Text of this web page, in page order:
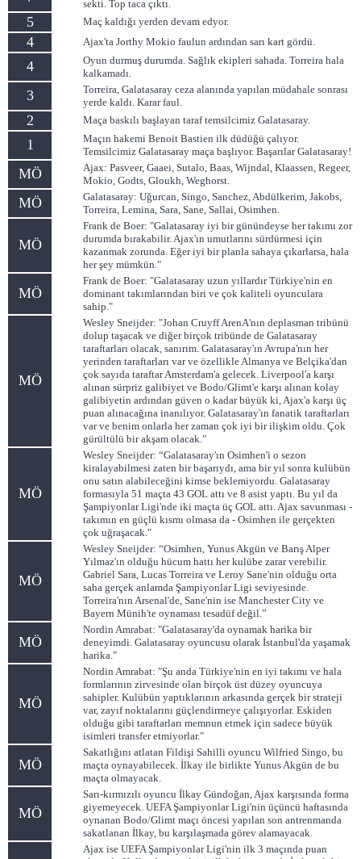
sekti. Top taca çıktı.
5 Maç kaldığı yerden devam edyor.
4 Ajax'ta Jorthy Mokio faulun ardından sarı kart gördü.
4
Oyun durmuş durumda. Sağlık ekipleri sahada. Torreira hala
kalkamadı.
3
Torreira, Galatasaray ceza alanında yapılan müdahale sonrası
yerde kaldı. Karar faul.
2 Maça baskılı başlayan taraf temsilcimiz Galatasaray.
1
Maçın hakemi Benoit Bastien ilk düdüğü çalıyor.
Temsilcimiz Galatasaray maça başlıyor. Başarılar Galatasaray!
MÖ
Ajax: Pasveer, Gaaei, Sutalo, Baas, Wijndal, Klaassen, Regeer,
Mokio, Godts, Gloukh, Weghorst.
MÖ
Galatasaray: Uğurcan, Singo, Sanchez, Abdülkerim, Jakobs,
Torreira, Lemina, Sara, Sane, Sallai, Osimhen.
MÖ
Frank de Boer: "Galatasaray iyi bir günündeyse her takımı zor
durumda bırakabilir. Ajax'ın umutlarını sürdürmesi için
kazanmak zorunda. Eğer iyi bir planla sahaya çıkarlarsa, hala
her şey mümkün."
MÖ
Frank de Boer: "Galatasaray uzun yıllardır Türkiye'nin en
dominant takımlarından biri ve çok kaliteli oyunculara
sahip."
MÖ
Wesley Sneijder: "Johan Cruyff ArenA'nın deplasman tribünü
dolup taşacak ve diğer birçok tribünde de Galatasaray
taraftarları olacak, sanırım. Galatasaray'ın Avrupa'nın her
yerinden taraftarları var ve özellikle Almanya ve Belçika'dan
çok sayıda taraftar Amsterdam'a gelecek. Liverpool'a karşı
alınan sürpriz galibiyet ve Bodo/Glimt'e karşı alınan kolay
galibiyetin ardından güven o kadar büyük ki, Ajax'a karşı üç
puan alınacağına inanılıyor. Galatasaray'ın fanatik taraftarları
var ve benim onlarla her zaman çok iyi bir ilişkim oldu. Çok
gürültülü bir akşam olacak."
MÖ
Wesley Sneijder: “Galatasaray'ın Osimhen'i o sezon
kiralayabilmesi zaten bir başarıydı, ama bir yıl sonra kulübün
onu satın alabileceğini kimse beklemiyordu. Galatasaray
formasıyla 51 maçta 43 GOL attı ve 8 asist yaptı. Bu yıl da
Şampiyonlar Ligi'nde iki maçta üç GOL attı. Ajax savunması -
takımın en güçlü kısmı olmasa da - Osimhen ile gerçekten
çok uğraşacak."
MÖ
Wesley Sneijder: “Osimhen, Yunus Akgün ve Barış Alper
Yılmaz'ın olduğu hücum hattı her kulübe zarar verebilir.
Gabriel Sara, Lucas Torreira ve Leroy Sane'nin olduğu orta
saha gerçek anlamda Şampiyonlar Ligi seviyesinde.
Torreira'nın Arsenal'de, Sane'nin ise Manchester City ve
Bayern Münih'te oynaması tesadüf değil.”
MÖ
Nordin Amrabat: "Galatasaray'da oynamak harika bir
deneyimdi. Galatasaray oyuncusu olarak İstanbul'da yaşamak
harika."
MÖ
Nordin Amrabat: "Şu anda Türkiye'nin en iyi takımı ve hala
formlarının zirvesinde olan birçok üst düzey oyuncuya
sahipler. Kulübün yaptıklarının arkasında gerçek bir strateji
var, zayıf noktalarını güçlendirmeye çalışıyorlar. Eskiden
olduğu gibi taraftarları memnun etmek için sadece büyük
isimleri transfer etmiyorlar."
MÖ
Sakatlığını atlatan Fildişi Sahilli oyuncu Wilfried Singo, bu
maçta oynayabilecek. İlkay ile birlikte Yunus Akgün de bu
maçta olmayacak.
MÖ
Sarı-kırmızılı oyuncu İlkay Gündoğan, Ajax karşısında forma
giyemeyecek. UEFA Şampiyonlar Ligi'nin üçüncü haftasında
oynanan Bodo/Glimt maçı öncesi yapılan son antrenmanda
sakatlanan İlkay, bu karşılaşmada görev alamayacak.
Ajax ise UEFA Şampiyonlar Ligi'nin ilk 3 maçında puan